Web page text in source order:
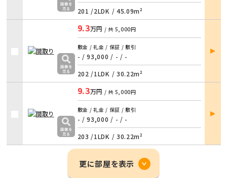
201 /2LDK / 45.09m²
9.3万円 / 共 5,000円
敷金 / 礼金 / 保証 / 敷引
- / 93,000 / - / -
202 /1LDK / 30.22m²
部屋
詳細
9.3万円 / 共 5,000円
敷金 / 礼金 / 保証 / 敷引
- / 93,000 / - / -
203 /1LDK / 30.22m²
部屋
詳細
更に部屋を表示